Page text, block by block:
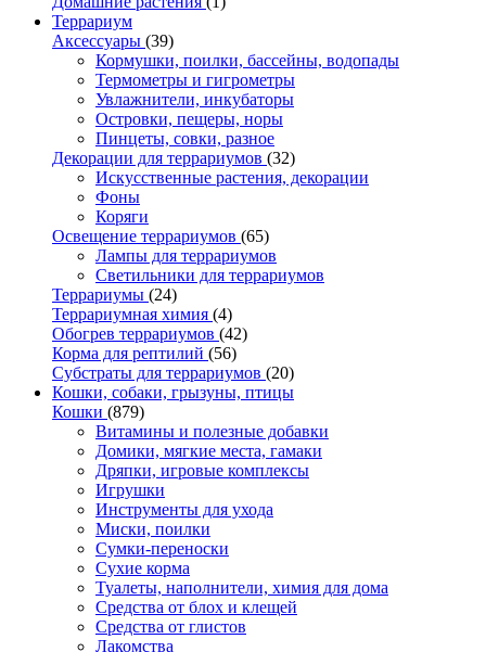
Террариум
Аксессуары (39)
Кормушки, поилки, бассейны, водопады
Термометры и гигрометры
Увлажнители, инкубаторы
Островки, пещеры, норы
Пинцеты, совки, разное
Декорации для террариумов (32)
Искусственные растения, декорации
Фоны
Коряги
Освещение террариумов (65)
Лампы для террариумов
Светильники для террариумов
Террариумы (24)
Террариумная химия (4)
Обогрев террариумов (42)
Корма для рептилий (56)
Субстраты для террариумов (20)
Кошки, собаки, грызуны, птицы
Кошки (879)
Витамины и полезные добавки
Домики, мягкие места, гамаки
Дряпки, игровые комплексы
Игрушки
Инструменты для ухода
Миски, поилки
Сумки-переноски
Сухие корма
Туалеты, наполнители, химия для дома
Средства от блох и клещей
Средства от глистов
Лакомства